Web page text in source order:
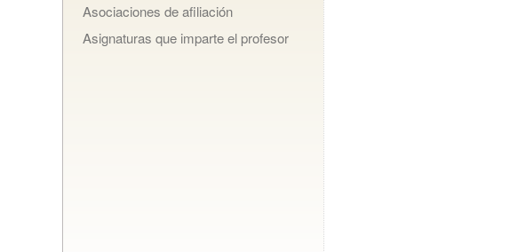
Asociaciones de afiliación
Asignaturas que imparte el profesor